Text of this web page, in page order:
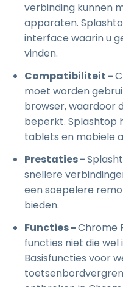
verbinding kunnen
apparaten.
interface waarin u
vinden.
Compatibiliteit -
moet worden
browser, waardoor
beperkt. Splashtop
tablets en mobiele
Prestaties -
snellere
een soepelere
bieden.
Functies -Chrome
functies niet die wel
Basisfuncties voor